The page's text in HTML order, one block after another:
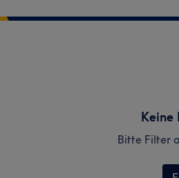
Keine
Bitte Filter